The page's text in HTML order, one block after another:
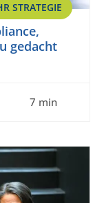
STRATEGIE
gedacht
7 min